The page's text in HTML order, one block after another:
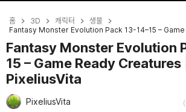
홈 3D 캐릭터
생물
Fantasy Monster Evolution
15 – Game Ready Creatures |
PixeliusVita
PixeliusVita